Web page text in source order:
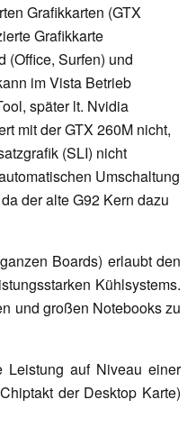
Grafikkarten (GTX
Grafikkarte
(Office, Surfen) und
im Vista Betrieb
später lt. Nvidia
mit der GTX 260M nicht,
(SLI) nicht
Umschaltung
der alte G92 Kern dazu
Boards) erlaubt den
Kühlsystems.
und großen Notebooks zu
Leistung auf Niveau einer
der Desktop Karte)